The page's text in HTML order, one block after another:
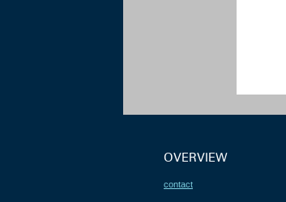
OVERVIEW
contact